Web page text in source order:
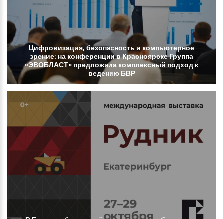
Цифровизация, безопасность и компьютерное
зрение: на конференциивКрасноярскеГруппа
«ЭВОБЛАСТ» предложила комплексный подход к
ведению БВР